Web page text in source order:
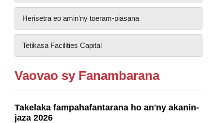
Herisetra eo amin'ny toeram-piasana
Tetikasa Facilities Capital
Vaovao sy Fanambarana
Takelaka fampahafantarana ho an'ny akanin-
jaza 2026